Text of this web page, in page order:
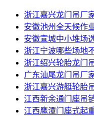
浙江嘉兴龙门吊厂
安徽池州全天候作
安徽宣城中小堆场
浙江宁波哪些场地
浙江绍兴轮胎龙门
广东汕尾龙门吊厂
浙江嘉兴游艇轮胎
江西新余通门座吊
江西鹰潭门座式起